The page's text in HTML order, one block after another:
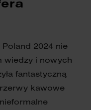
2024 nie
wiedzy i nowych
fantastyczną
kawowe